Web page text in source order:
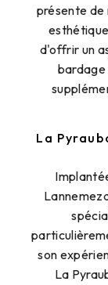
présente de
d'offrir un
bardage
La
son
La